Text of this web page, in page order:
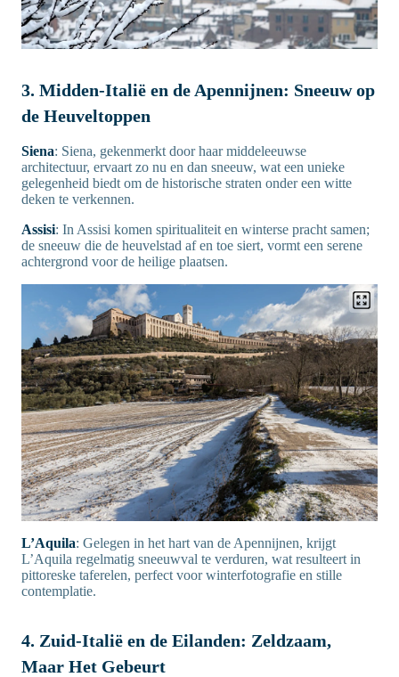
3. Midden-Italië en de Apennijnen: Sneeuw op
de Heuveltoppen
Siena: Siena, gekenmerkt door haar middeleeuwse
architectuur, ervaart zo nu en dan sneeuw, wat een unieke
gelegenheid biedt om de historische straten onder een witte
deken te verkennen.
Assisi: In Assisi komen spiritualiteit en winterse pracht samen;
de sneeuw die de heuvelstad af en toe siert, vormt een serene
achtergrond voor de heilige plaatsen.
L’Aquila: Gelegen in het hart van de Apennijnen, krijgt
L’Aquila regelmatig sneeuwval te verduren, wat resulteert in
pittoreske taferelen, perfect voor winterfotografie en stille
contemplatie.
4. Zuid-Italië en de Eilanden: Zeldzaam,
Maar Het Gebeurt